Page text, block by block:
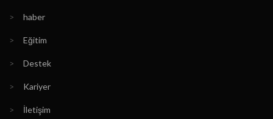
> haber
> Eğitim
> Destek
> Kariyer
> İletişim